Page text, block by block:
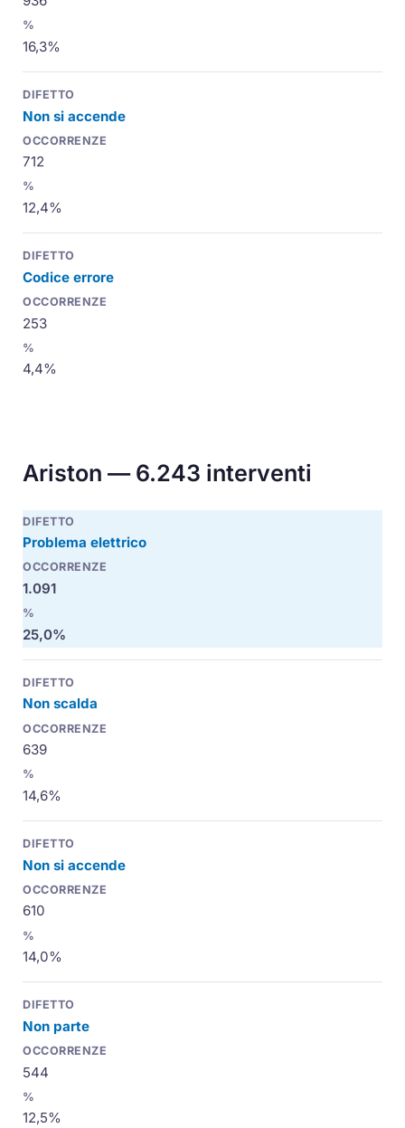
16,3%
Non si accende
712
12,4%
Codice errore
253
4,4%
Ariston — 6.243 interventi
Problema elettrico
1.091
25,0%
Non scalda
639
14,6%
Non si accende
610
14,0%
Non parte
544
12,5%